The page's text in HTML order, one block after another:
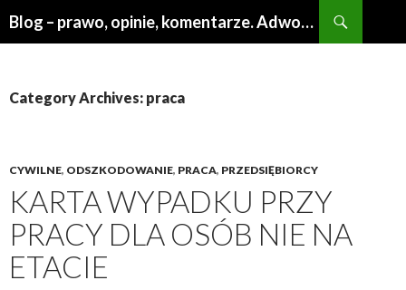
Blog – prawo, opinie, komentarze. Adwokat Poznań
Category Archives: praca
CYWILNE, ODSZKODOWANIE, PRACA, PRZEDSIĘBIORCY
KARTA WYPADKU PRZY
PRACY DLA OSÓB NIE NA
ETACIE